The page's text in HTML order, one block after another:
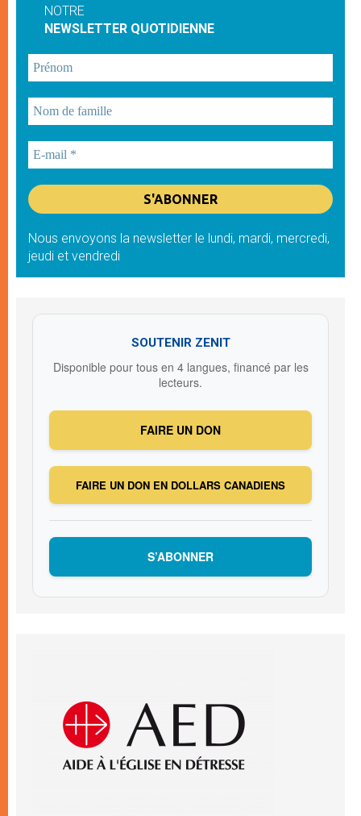
NOTRE
NEWSLETTER QUOTIDIENNE
Nous envoyons la newsletter le lundi, mardi, mercredi,
jeudi et vendredi
SOUTENIR ZENIT
Disponible pour tous en 4 langues, financé par les
lecteurs.
FAIRE UN DON
FAIRE UN DON EN DOLLARS CANADIENS
S’ABONNER